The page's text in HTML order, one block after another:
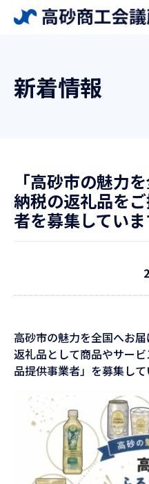
新着情報
「高砂市の魅力
納税の返礼品を
者を募集していま
高砂市の魅力を全国へお
返礼品として商品やサー
品提供事業者」を募集して